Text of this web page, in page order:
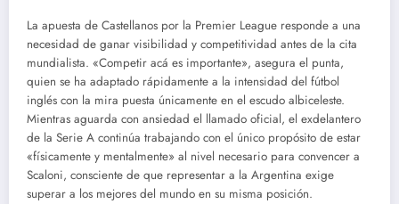
La apuesta de Castellanos por la Premier League responde a una
necesidad de ganar visibilidad y competitividad antes de la cita
mundialista. «Competir acá es importante», asegura el punta,
quien se ha adaptado rápidamente a la intensidad del fútbol
inglés con la mira puesta únicamente en el escudo albiceleste.
Mientras aguarda con ansiedad el llamado oficial, el exdelantero
de la Serie A continúa trabajando con el único propósito de estar
«físicamente y mentalmente» al nivel necesario para convencer a
Scaloni, consciente de que representar a la Argentina exige
superar a los mejores del mundo en su misma posición.